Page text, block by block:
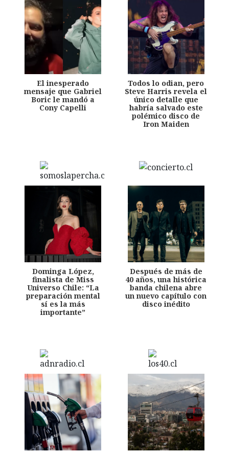
El inesperado
mensaje que Gabriel
Boric le mandó a
Cony Capelli
Todos lo odian, pero
Steve Harris revela el
único detalle que
habría salvado este
polémico disco de
Iron Maiden
Dominga López,
finalista de Miss
Universo Chile: “La
preparación mental
sí es la más
importante”
Después de más de
40 años, una histórica
banda chilena abre
un nuevo capítulo con
disco inédito